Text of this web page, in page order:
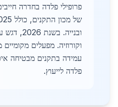
ובנייה.
וקורוזיה. מפעלים
עמידה בתקנים מבטיחה
פלדה לייעוץ.